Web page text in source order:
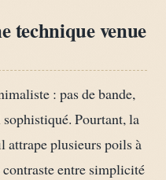
technique venue
: pas de bande,
sophistiqué. Pourtant, la
attrape plusieurs poils à
entre simplicité